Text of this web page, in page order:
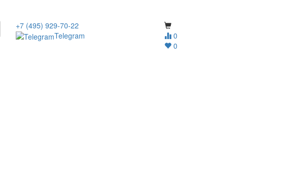
0
0
+7 (495) 929-70-22
Telegram